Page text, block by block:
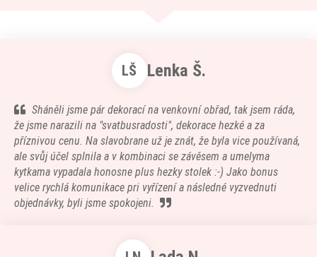
LŠ Lenka Š.
Sháněli jsme pár dekorací na venkovní obřad, tak jsem ráda,
že jsme narazili na "svatbusradosti", dekorace hezké a za
příznivou cenu. Na slavobrane už je znát, že byla vice používaná,
ale svůj účel splnila a v kombinaci se závěsem a umelyma
kytkama vypadala honosne plus hezky stolek :-) Jako bonus
velice rychlá komunikace pri vyřízení a následné vyzvednuti
objednávky, byli jsme spokojeni.